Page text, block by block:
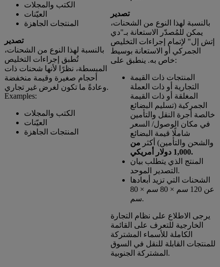
الكتب والمجلات
العيّنات
المنتجات الجاهزة
تصدير
بالنسبة لهذا النوع من الشحنات،
تُطبق إجراءات التخليص
المبسطة، نظرًا لأنها شحنات ذات
أحجام صغيرة وقيمة منخفضة
وعادةً ما تكون لغرض غير تجاري.
Examples:
الكتب والمجلات
العيّنات
المنتجات الجاهزة
تصدير
بالنسبة لهذا النوع من الشحنات،
يمكن للمُصدّر الاستعانة بـ"دي
إتش إل" لإتمام إجراءات التخليص
الجمركي أو الاستعانة بوسيط
خاص به. ينطبق على:
المنتجات ذات القيمة
التجارية أو ذات العملة
المغلقة أو ذات القيمة
الجمركية (تسليم البضائع
خالصة أجرة النقل والتأمين
في مكان الوصول/ السعر
شاملًا قيمة البضائع
والشحن والتأمين) أكثر من
1,000 دولار أمريكي.
المنتج الذي يتطلب بيان
التصدير الموحد.
الشحنات التي تزيد أبعادها
عن 120 سم × 80 سم × 80
سم.
يرجى الاطلاع على نظام التجارة
الخارجية للتعرف على القائمة
الكاملة للأسماء المشتركة
للمنتجات القابلة للنقل في السوق
المشتركة الجنوبية.